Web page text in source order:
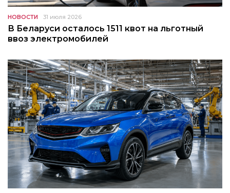
НОВОСТИ 31 июля 2026
В Беларуси осталось 1511 квот на льготный
ввоз электромобилей